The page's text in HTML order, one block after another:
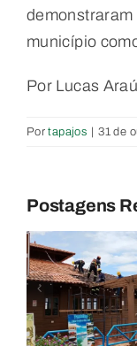
município
Por Lucas
Portapajos | 31 de
Postagens
alta
do